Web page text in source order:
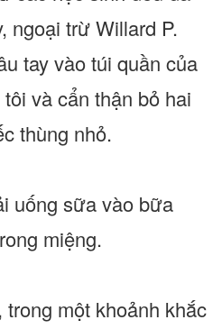
ngoại trừ Willard P.
tay vào túi quần của
và cẩn thận bỏ hai
thùng nhỏ.
uống sữa vào bữa
miệng.
một khoảnh khắc